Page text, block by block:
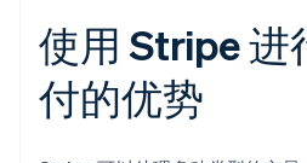
使用 Stripe 进
付的优势